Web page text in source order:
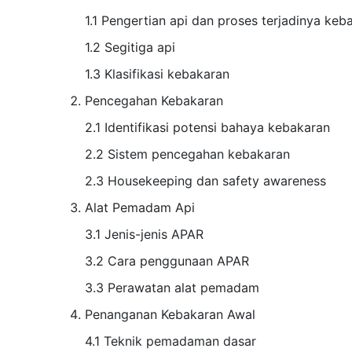
1.1 Pengertian api dan proses terjadinya
1.2 Segitiga api
1.3 Klasifikasi kebakaran
Pencegahan Kebakaran
2.1 Identifikasi potensi bahaya kebakaran
2.2 Sistem pencegahan kebakaran
2.3 Housekeeping dan safety awareness
Alat Pemadam Api
3.1 Jenis-jenis APAR
3.2 Cara penggunaan APAR
3.3 Perawatan alat pemadam
Penanganan Kebakaran Awal
4.1 Teknik pemadaman dasar